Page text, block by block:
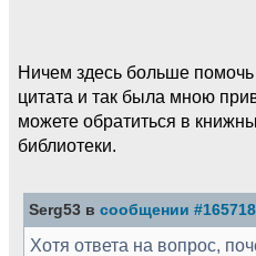
Ничем здесь больше
цитата и так была мною
можете обратиться в
библиотеки.
Serg53 в сообщении
Хотя ответа на вопрос,